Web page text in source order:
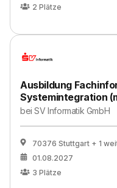
2 Plätze
Ausbildung
Systemintegration
beiSV Informatik GmbH
70376 Stuttgart + 1
01.08.2027
3 Plätze